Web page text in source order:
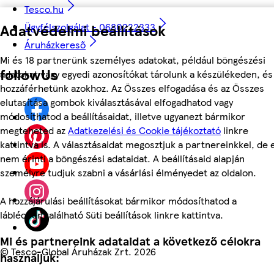
Adatvédelmi beállítások
Mi és 18 partnerünk személyes adatokat, például böngészési
adatokat vagy egyedi azonosítókat tárolunk a készülékeden, és
hozzáférhetünk azokhoz. Az Összes elfogadása és az Összes
elutasítása gombok kiválasztásával elfogadhatod vagy
módosíthatod a beállításaidat, illetve ugyanezt bármikor
megteheted azAdatkezelési és Cookie tájékoztató linkre
kattintva is. A választásaidat megosztjuk a partnereinkkel, de
nem érinti a böngészési adataidat. A beállításaid alapján
személyre tudjuk szabni a vásárlási élményedet az oldalon.
A hozzájárulási beállításokat bármikor módosíthatod a
láblécben található Süti beállítások linkre kattintva.
Mi és partnereink adataidat a következő célokra
használjuk:
Tesco.hu
Ügyfélszolgálat - 0680222333
Áruházkereső
followUs
©Tesco-Global Áruházak Zrt. 2026